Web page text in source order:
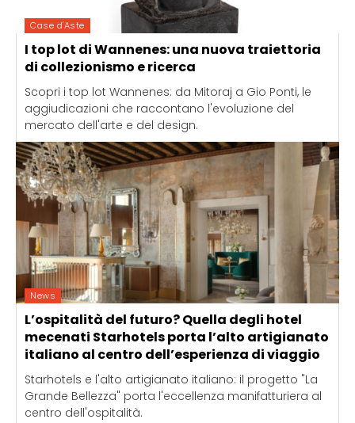
Case d'Aste
I top lot di Wannenes: una nuova traiettoria
di collezionismo e ricerca
Scopri i top lot Wannenes: da Mitoraj a Gio Ponti, le
aggiudicazioni che raccontano l'evoluzione del
mercato dell'arte e del design.
News
L’ospitalità del futuro? Quella degli hotel
mecenati Starhotels porta l’alto artigianato
italiano al centro dell’esperienza di viaggio
Starhotels e l'alto artigianato italiano: il progetto "La
Grande Bellezza" porta l'eccellenza manifatturiera al
centro dell'ospitalità.